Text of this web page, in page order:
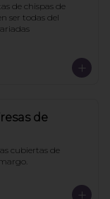
de chispas de
ser todas del
de
cubiertas de